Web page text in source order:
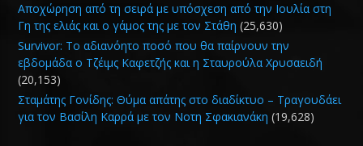
Αποχώρηση από τη σειρά με υπόσχεση από την Ιουλία στη
Γη της ελιάς και ο γάμος της με τον Στάθη (25,630)
Survivor: Το αδιανόητο ποσό που θα παίρνουν την
εβδομάδα ο Τζέιμς Καφετζής και η Σταυρούλα Χρυσαειδή
(20,153)
Σταμάτης Γονίδης: Θύμα απάτης στο διαδίκτυο – Τραγουδάει
για τον Βασίλη Καρρά με τον Νοτη Σφακιανάκη (19,628)